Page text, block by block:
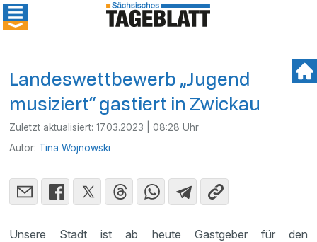
Landeswettbewerb „Jugend
musiziert“ gastiert in Zwickau
Zuletzt aktualisiert:17.03.2023 | 08:28 Uhr
Autor: Tina Wojnowski
Unsere Stadt ist ab heute Gastgeber für den